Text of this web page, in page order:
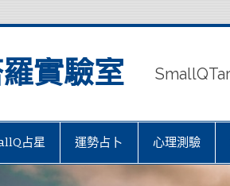
實驗室
占星 運勢占卜 心理測驗